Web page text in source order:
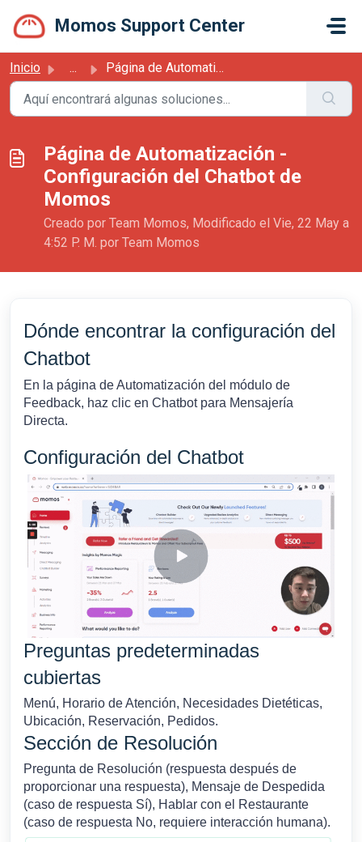
Momos Support Center
Inicio ... Página de Automatización - Configuración del Chatbot de M...
Página de Automatización -
Configuración del Chatbot de
Momos
Creado por Team Momos, Modificado el Vie, 22 May a
4:52 P. M. por Team Momos
Dónde encontrar la configuración del
Chatbot
En la página de Automatización del módulo de
Feedback, haz clic en Chatbot para Mensajería
Directa.
Configuración del Chatbot
Preguntas predeterminadas
cubiertas
Menú, Horario de Atención, Necesidades Dietéticas,
Ubicación, Reservación, Pedidos.
Sección de Resolución
Pregunta de Resolución (respuesta después de
proporcionar una respuesta), Mensaje de Despedida
(caso de respuesta Sí), Hablar con el Restaurante
(caso de respuesta No, requiere interacción humana).